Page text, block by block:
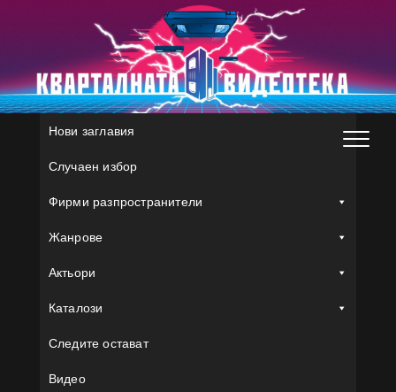
Нови заглавия
Случаен избор
Фирми разпространители
Жанрове
Актьори
Каталози
Следите остават
Видео